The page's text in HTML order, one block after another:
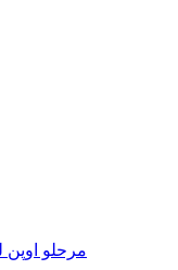
2 مرحلو